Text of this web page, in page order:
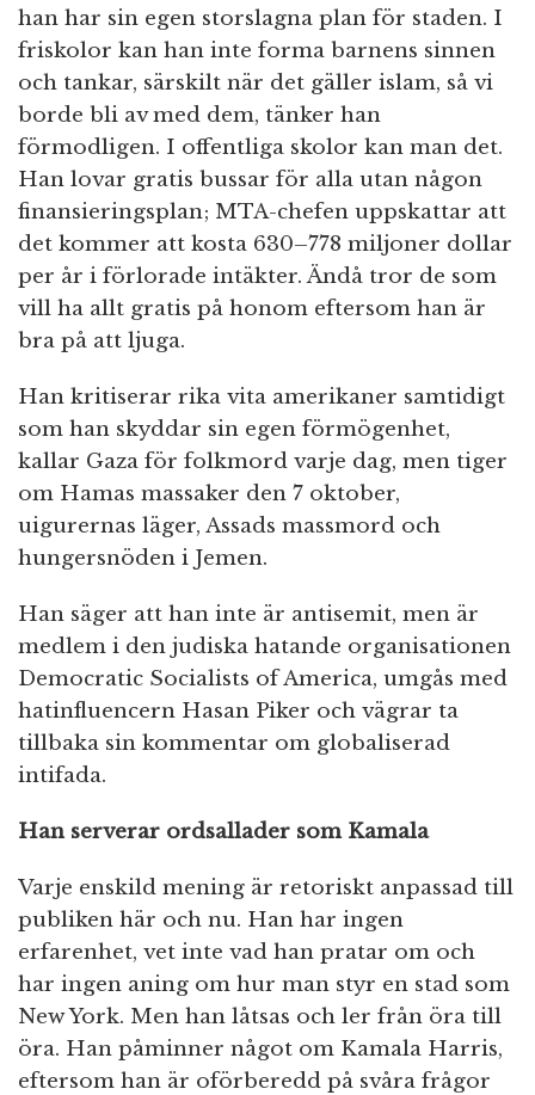
han har sin egen storslagna plan för staden. I
friskolor kan han inte forma barnens sinnen
och tankar, särskilt när det gäller islam, så vi
borde bli av med dem, tänker han
förmodligen. I offentliga skolor kan man det.
Han lovar gratis bussar för alla utan någon
finansieringsplan; MTA-chefen uppskattar att
det kommer att kosta 630–778 miljoner dollar
per år i förlorade intäkter. Ändå tror de som
vill ha allt gratis på honom eftersom han är
bra på att ljuga.
Han kritiserar rika vita amerikaner samtidigt
som han skyddar sin egen förmögenhet,
kallar Gaza för folkmord varje dag, men tiger
om Hamas massaker den 7 oktober,
uigurernas läger, Assads massmord och
hungersnöden i Jemen.
Han säger att han inte är antisemit, men är
medlem i den judiska hatande organisationen
Democratic Socialists of America, umgås med
hatinfluencern Hasan Piker och vägrar ta
tillbaka sin kommentar om globaliserad
intifada.
Han serverar ordsallader som Kamala
Varje enskild mening är retoriskt anpassad till
publiken här och nu. Han har ingen
erfarenhet, vet inte vad han pratar om och
har ingen aning om hur man styr en stad som
New York. Men han låtsas och ler från öra till
öra. Han påminner något om Kamala Harris,
eftersom han är oförberedd på svåra frågor